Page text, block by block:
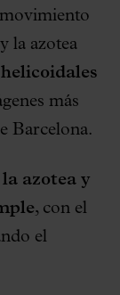
la azotea
más
Barcelona.
azotea y
, con el
el